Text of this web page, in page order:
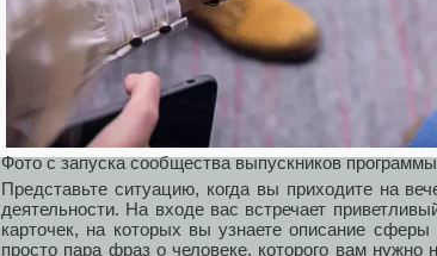
Фото с запуска сообщества выпускников
Представьте ситуацию, когда вы приходите на
деятельности. На входе вас встречает
карточек, на которых вы узнаете описание
просто пара фраз о человеке, которого вам